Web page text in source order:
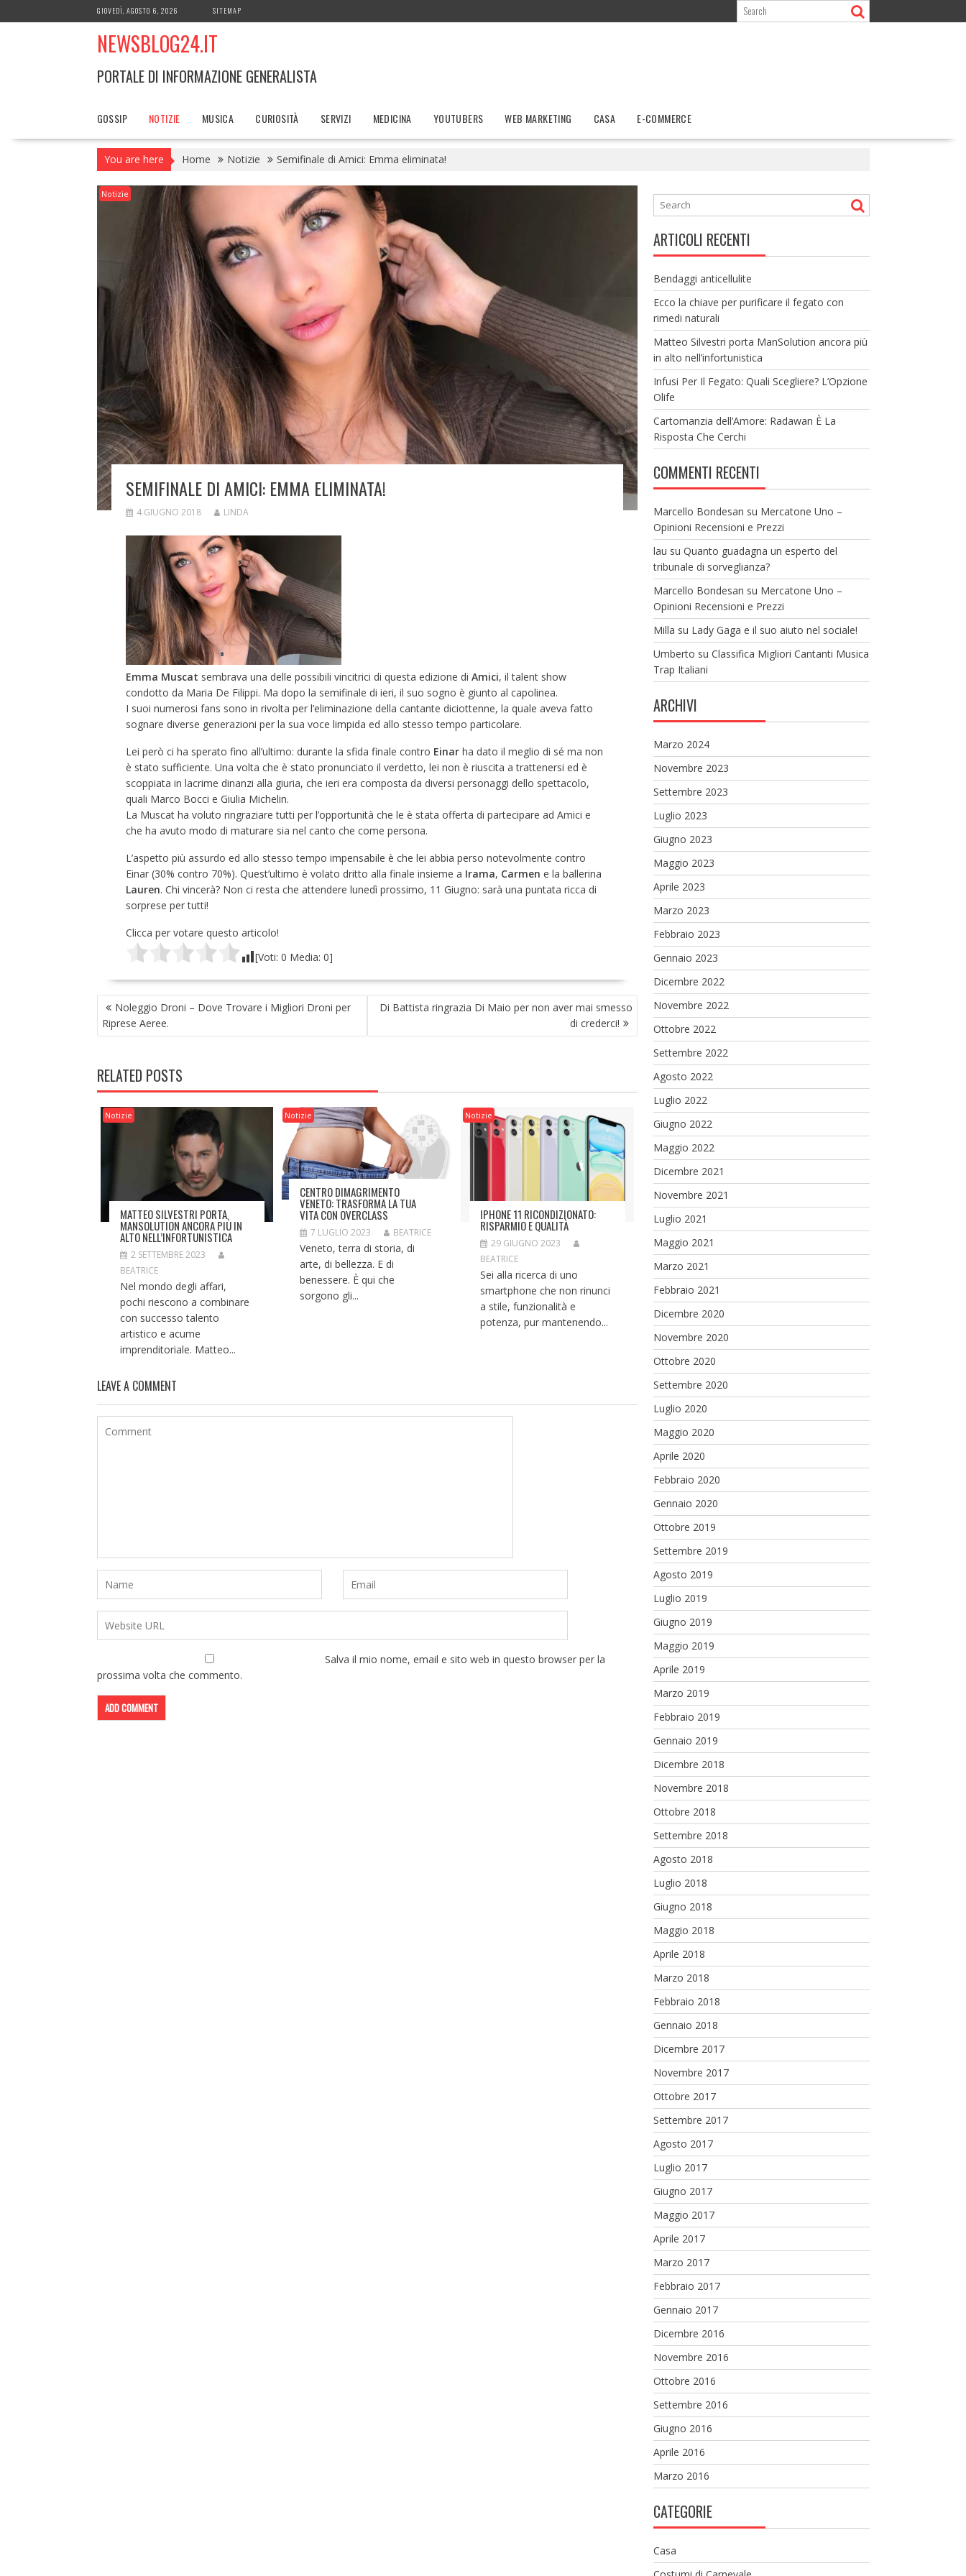
to
GIOVEDÌ, AGOSTO 6, 2026 SITEMAP
NEWSBLOG24.IT
PORTALE DI INFORMAZIONE GENERALISTA
GOSSIP NOTIZIE MUSICA CURIOSITÀ SERVIZI MEDICINA YOUTUBERS WEB MARKETING CASA E-COMMERCE
You are here Home Notizie Semifinale di Amici: Emma eliminata!
Notizie
SEMIFINALE DI AMICI: EMMA ELIMINATA!
4 GIUGNO 2018 LINDA
Emma Muscat sembrava una delle possibili vincitrici di questa edizione di Amici, il talent show
condotto da Maria De Filippi. Ma dopo la semifinale di ieri, il suo sogno è giunto al capolinea.
I suoi numerosi fans sono in rivolta per l’eliminazione della cantante diciottenne, la quale aveva fatto
sognare diverse generazioni per la sua voce limpida ed allo stesso tempo particolare.
Lei però ci ha sperato fino all’ultimo: durante la sfida finale contro Einarha dato il meglio di sé ma non
è stato sufficiente. Una volta che è stato pronunciato il verdetto, lei non è riuscita a trattenersi ed è
scoppiata in lacrime dinanzi alla giuria, che ieri era composta da diversi personaggi dello spettacolo,
quali Marco Bocci e Giulia Michelin.
La Muscat ha voluto ringraziare tutti per l’opportunità che le è stata offerta di partecipare ad Amici e
che ha avuto modo di maturare sia nel canto che come persona.
L’aspetto più assurdo ed allo stesso tempo impensabile è che lei abbia perso notevolmente contro
Einar (30% contro 70%). Quest’ultimo è volato dritto alla finale insieme a Irama, Carmen e la ballerina
Lauren. Chi vincerà? Non ci resta che attendere lunedì prossimo, 11 Giugno: sarà una puntata ricca di
sorprese per tutti!
Clicca per votare questo articolo!
[Voti: 0 Media: 0]
NAVIGAZIONE
ARTICOLI
Noleggio Droni – Dove Trovare i Migliori Droni per
Riprese Aeree.
Di Battista ringrazia Di Maio per non aver mai smesso
di crederci!
RELATED POSTS
Notizie
MATTEO SILVESTRI PORTA
MANSOLUTION ANCORA PIÙ IN
ALTO NELL’INFORTUNISTICA
2 SETTEMBRE 2023
BEATRICE
Nel mondo degli affari,
pochi riescono a combinare
con successo talento
artistico e acume
imprenditoriale. Matteo...
Notizie
CENTRO DIMAGRIMENTO
VENETO: TRASFORMA LA TUA
VITA CON OVERCLASS
7 LUGLIO 2023 BEATRICE
Veneto, terra di storia, di
arte, di bellezza. E di
benessere. È qui che
sorgono gli...
Notizie
IPHONE 11 RICONDIZIONATO:
RISPARMIO E QUALITÀ
29 GIUGNO 2023
BEATRICE
Sei alla ricerca di uno
smartphone che non rinunci
a stile, funzionalità e
potenza, pur mantenendo...
LEAVE A COMMENT
Salva il mio nome, email e sito web in questo browser per la
prossima volta che commento.
ARTICOLI RECENTI
Bendaggi anticellulite
Ecco la chiave per purificare il fegato con
rimedi naturali
Matteo Silvestri porta ManSolution ancora più
in alto nell’infortunistica
Infusi Per Il Fegato: Quali Scegliere? L’Opzione
Olife
Cartomanzia dell’Amore: Radawan È La
Risposta Che Cerchi
COMMENTI RECENTI
Marcello Bondesan su Mercatone Uno –
Opinioni Recensioni e Prezzi
lau su Quanto guadagna un esperto del
tribunale di sorveglianza?
Marcello Bondesan su Mercatone Uno –
Opinioni Recensioni e Prezzi
Milla su Lady Gaga e il suo aiuto nel sociale!
Umberto su Classifica Migliori Cantanti Musica
Trap Italiani
ARCHIVI
Marzo 2024
Novembre 2023
Settembre 2023
Luglio 2023
Giugno 2023
Maggio 2023
Aprile 2023
Marzo 2023
Febbraio 2023
Gennaio 2023
Dicembre 2022
Novembre 2022
Ottobre 2022
Settembre 2022
Agosto 2022
Luglio 2022
Giugno 2022
Maggio 2022
Dicembre 2021
Novembre 2021
Luglio 2021
Maggio 2021
Marzo 2021
Febbraio 2021
Dicembre 2020
Novembre 2020
Ottobre 2020
Settembre 2020
Luglio 2020
Maggio 2020
Aprile 2020
Febbraio 2020
Gennaio 2020
Ottobre 2019
Settembre 2019
Agosto 2019
Luglio 2019
Giugno 2019
Maggio 2019
Aprile 2019
Marzo 2019
Febbraio 2019
Gennaio 2019
Dicembre 2018
Novembre 2018
Ottobre 2018
Settembre 2018
Agosto 2018
Luglio 2018
Giugno 2018
Maggio 2018
Aprile 2018
Marzo 2018
Febbraio 2018
Gennaio 2018
Dicembre 2017
Novembre 2017
Ottobre 2017
Settembre 2017
Agosto 2017
Luglio 2017
Giugno 2017
Maggio 2017
Aprile 2017
Marzo 2017
Febbraio 2017
Gennaio 2017
Dicembre 2016
Novembre 2016
Ottobre 2016
Settembre 2016
Giugno 2016
Aprile 2016
Marzo 2016
CATEGORIE
Casa